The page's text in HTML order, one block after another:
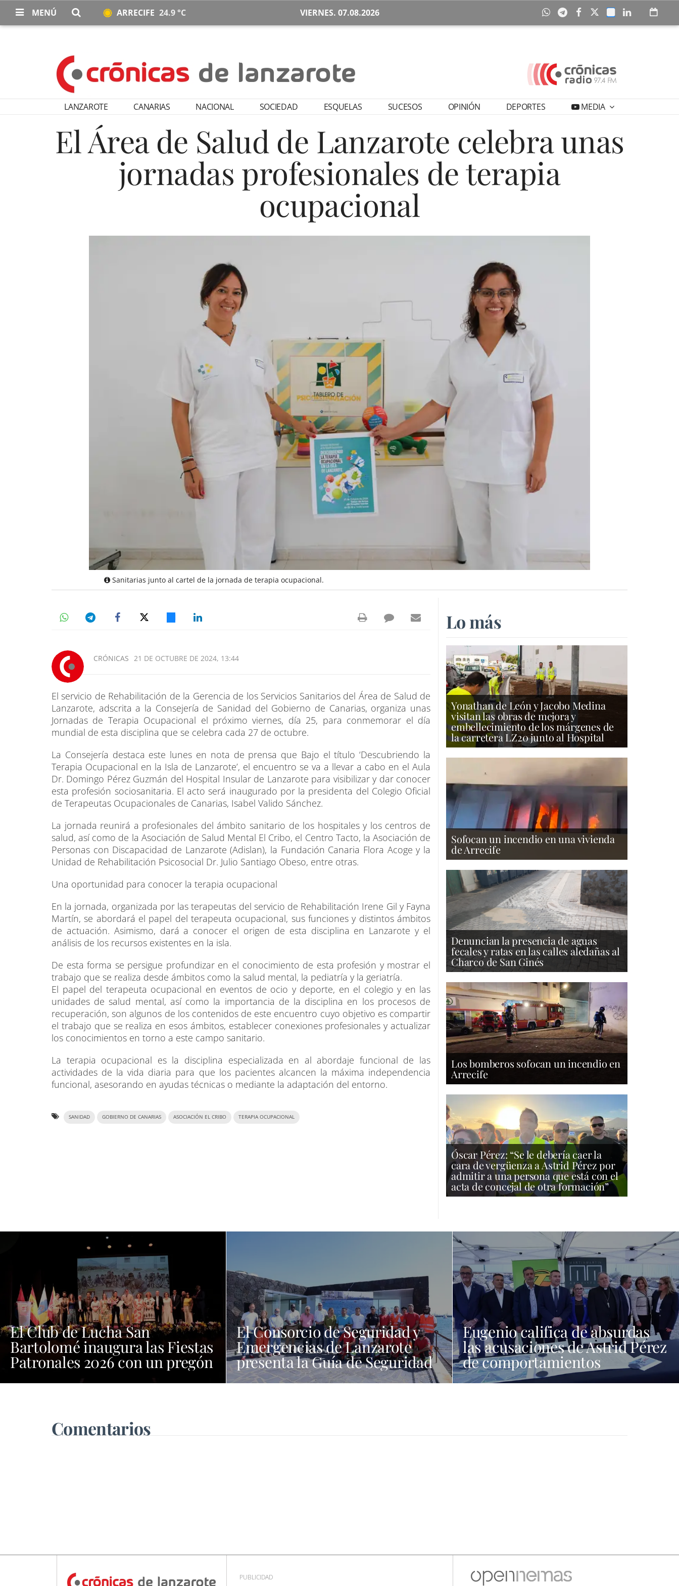
MENÚ ARRECIFE 24.9 °C VIERNES. 07.08.2026
LANZAROTE CANARIAS NACIONAL SOCIEDAD ESQUELAS SUCESOS OPINIÓN DEPORTES MEDIA
El Área de Salud de Lanzarote celebra unas
jornadas profesionales de terapia
ocupacional
Sanitarias junto al cartel de la jornada de terapia ocupacional.
CRÓNICAS 21 DE OCTUBRE DE 2024, 13:44
El servicio de Rehabilitación de la Gerencia de los Servicios Sanitarios del Área de Salud de
Lanzarote, adscrita a la Consejería de Sanidad del Gobierno de Canarias, organiza unas
Jornadas de Terapia Ocupacional el próximo viernes, día 25, para conmemorar el día
mundial de esta disciplina que se celebra cada 27 de octubre.
La Consejería destaca este lunes en nota de prensa que Bajo el título ‘Descubriendo la
Terapia Ocupacional en la Isla de Lanzarote’, el encuentro se va a llevar a cabo en el Aula
Dr. Domingo Pérez Guzmán del Hospital Insular de Lanzarote para visibilizar y dar conocer
esta profesión sociosanitaria. El acto será inaugurado por la presidenta del Colegio Oficial
de Terapeutas Ocupacionales de Canarias, Isabel Valido Sánchez.
La jornada reunirá a profesionales del ámbito sanitario de los hospitales y los centros de
salud, así como de la Asociación de Salud Mental El Cribo, el Centro Tacto, la Asociación de
Personas con Discapacidad de Lanzarote (Adislan), la Fundación Canaria Flora Acoge y la
Unidad de Rehabilitación Psicosocial Dr. Julio Santiago Obeso, entre otras.
Una oportunidad para conocer la terapia ocupacional
En la jornada, organizada por las terapeutas del servicio de Rehabilitación Irene Gil y Fayna
Martín, se abordará el papel del terapeuta ocupacional, sus funciones y distintos ámbitos
de actuación. Asimismo, dará a conocer el origen de esta disciplina en Lanzarote y el
análisis de los recursos existentes en la isla.
De esta forma se persigue profundizar en el conocimiento de esta profesión y mostrar el
trabajo que se realiza desde ámbitos como la salud mental, la pediatría y la geriatría.
El papel del terapeuta ocupacional en eventos de ocio y deporte, en el colegio y en las
unidades de salud mental, así como la importancia de la disciplina en los procesos de
recuperación, son algunos de los contenidos de este encuentro cuyo objetivo es compartir
el trabajo que se realiza en esos ámbitos, establecer conexiones profesionales y actualizar
los conocimientos en torno a este campo sanitario.
La terapia ocupacional es la disciplina especializada en al abordaje funcional de las
actividades de la vida diaria para que los pacientes alcancen la máxima independencia
funcional, asesorando en ayudas técnicas o mediante la adaptación del entorno.
SANIDAD GOBIERNO DE CANARIAS ASOCIACIÓN EL CRIBO TERAPIA OCUPACIONAL
Lo más
Yonathan de León y Jacobo Medina
visitan las obras de mejora y
embellecimiento de los márgenes de
la carretera LZ20 junto al Hospital
Sofocan un incendio en una vivienda
de Arrecife
Denuncian la presencia de aguas
fecales y ratas en las calles aledañas al
Charco de San Ginés
Los bomberos sofocan un incendio en
Arrecife
Óscar Pérez: “Se le debería caer la
cara de vergüenza a Astrid Pérez por
admitir a una persona que está con el
acta de concejal de otra formación”
El Club de Lucha San
Bartolomé inaugura las Fiestas
Patronales 2026 con un pregón
cargado de emoción y orgullo
El Consorcio de Seguridad y
Emergencias de Lanzarote
presenta la Guía de Seguridad
en Actividades Náuticas
Eugenio califica de absurdas
las acusaciones de Astrid Pérez
de comportamientos
machistas y asegura que busca
Comentarios
PUBLICIDAD